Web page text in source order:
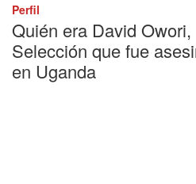
Perfil
Quién era David
Selección que fue
en Uganda